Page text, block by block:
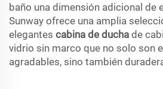
baño una dimensión adicional de
Sunway ofrece una amplia
elegantes cabina de ducha de
vidrio sin marco que no solo son
agradables, sino también